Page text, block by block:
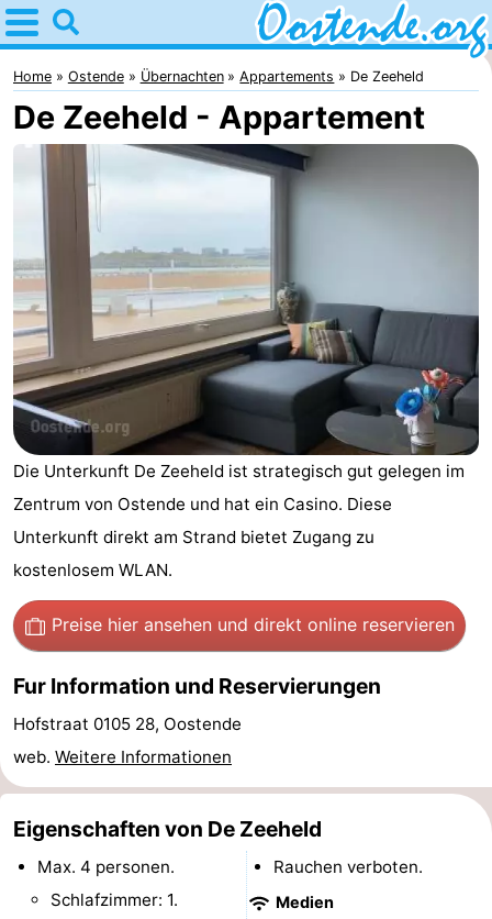
Home
Oostende
Tipps
kindern
Übernachten
Appartements
Campingplätze
Ferienhäuser
-
Breeduyn
-
Zimmer
(mit
Lastminutes
Sehen
&
tun
-
Museen
-
Denkmäler
-
Home Ostende Übernachten Appartements De Zeeheld
De Zeeheld - Appartement
Die Unterkunft De Zeeheld ist strategisch gut gelegen im
Zentrum von Ostende und hat ein Casino. Diese
Unterkunft direkt am Strand bietet Zugang zu
kostenlosem WLAN.
Preise hier ansehen und direkt online reservieren
Fur Information und Reservierungen
Hofstraat 0105 28, Oostende
web. Weitere Informationen
Eigenschaften von De Zeeheld
Max. 4 personen.
Schlafzimmer: 1.
Rauchen verboten.
Medien